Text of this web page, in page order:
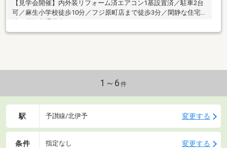
【見学会開催】内外装リフォーム済エアコン1基設置済／駐車2台
可／麻生小学校徒歩10分／フジ原町店まで徒歩3分／閑静な住宅
1～6 件
駅 予讃線/北伊予 変更する
条件 指定なし 変更する